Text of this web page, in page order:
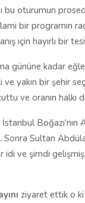
bu oturumun
bir programın
için hayırlı bir
gününe kadar
yakın bir şehir
ve oranın halkı
Sonra Sultan
idi ve şimdi
ziyaret ettik o ki